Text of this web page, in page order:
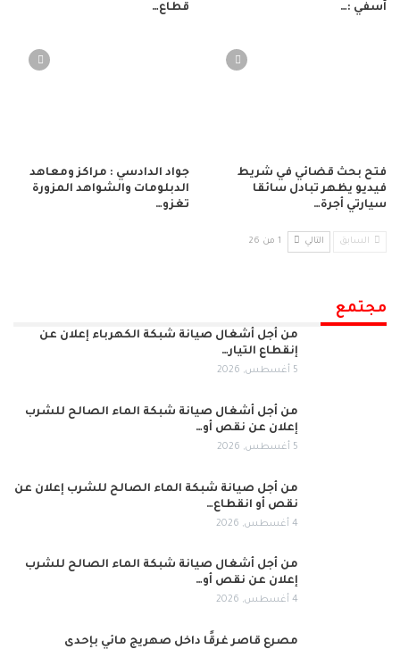
آسفي :…
قطاع…
فتح بحث قضائي في شريط
فيديو يظهر تبادل سائقا
سيارتي أجرة…
جواد الدادسي : مراكز ومعاهد
الدبلومات والشواهد المزورة
تغزو…
السابق التالي 1 من 26
مجتمع
من أجل أشغال صيانة شبكة الكهرباء إعلان عن
إنقطاع التيار…
5 أغسطس, 2026
من أجل أشغال صيانة شبكة الماء الصالح للشرب
إعلان عن نقص أو…
5 أغسطس, 2026
من أجل صيانة شبكة الماء الصالح للشرب إعلان عن
نقص أو انقطاع…
4 أغسطس, 2026
من أجل أشغال صيانة شبكة الماء الصالح للشرب
إعلان عن نقص أو…
4 أغسطس, 2026
مصرع قاصر غرقًا داخل صهريج مائي بإحدى